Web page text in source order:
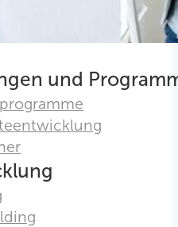
und